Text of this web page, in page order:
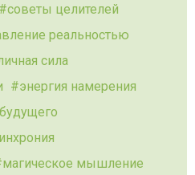
советы целителей
реальностью
сила
энергия намерения
магическое мышление